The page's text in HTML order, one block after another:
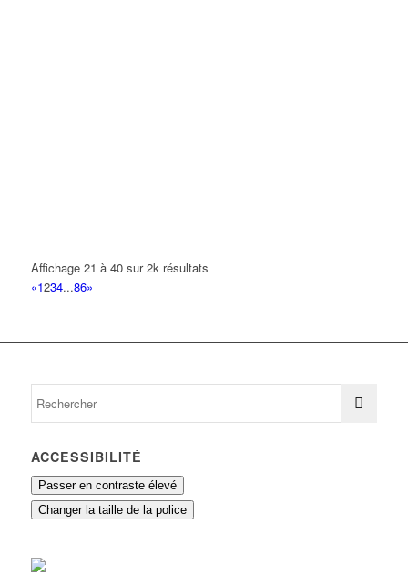
Affichage 21 à 40 sur 2k résultats
«1234...86»
ACCESSIBILITÉ
Passer en contraste élevé
Changer la taille de la police